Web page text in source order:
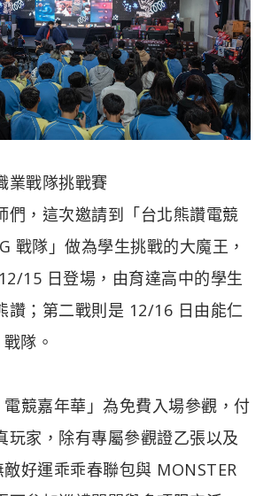
業戰隊挑戰賽
們，這次邀請到「台北熊讚電競
戰隊」做為學生挑戰的大魔王，
15 日登場，由育達高中的學生
讚；第二戰則是 12/16 日由能仁
隊。
電競嘉年華」為免費入場參觀，付
玩家，除有專屬參觀證乙張以及
敵好運乖乖春聯包與 MONSTER